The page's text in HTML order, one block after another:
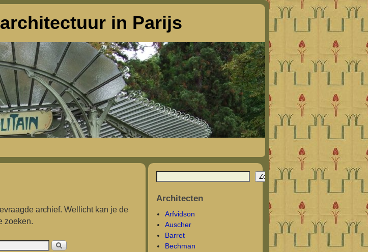
in Parijs
archief. Wellicht kan je de
zoeken.
Zoeken
Architecten
Arfvidson
Auscher
Barret
Bechman